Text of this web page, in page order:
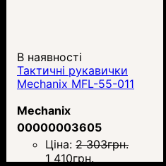
В наявності
Тактичні рукавички
Mechanix MFL-55-011
Mechanix
00000003605
Ціна: 2 303грн.
1 410грн.